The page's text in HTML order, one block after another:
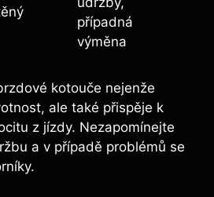
případná
výměna
kotouče nejenže
ale také přispěje k
z jízdy. Nezapomínejte
a v případě problémů se